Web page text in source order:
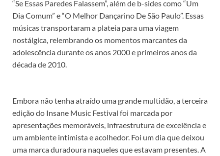
“Se Essas Paredes Falassem”, além de b-sides como “Um
Dia Comum” e “O Melhor Dançarino De São Paulo”. Essas
músicas transportaram a plateia para uma viagem
nostálgica, relembrando os momentos marcantes da
adolescência durante os anos 2000 e primeiros anos da
década de 2010.
Embora não tenha atraído uma grande multidão, a terceira
edição do Insane Music Festival foi marcada por
apresentações memoráveis, infraestrutura de excelência e
um ambiente intimista e acolhedor. Foi um dia que deixou
uma marca duradoura naqueles que estavam presentes. A